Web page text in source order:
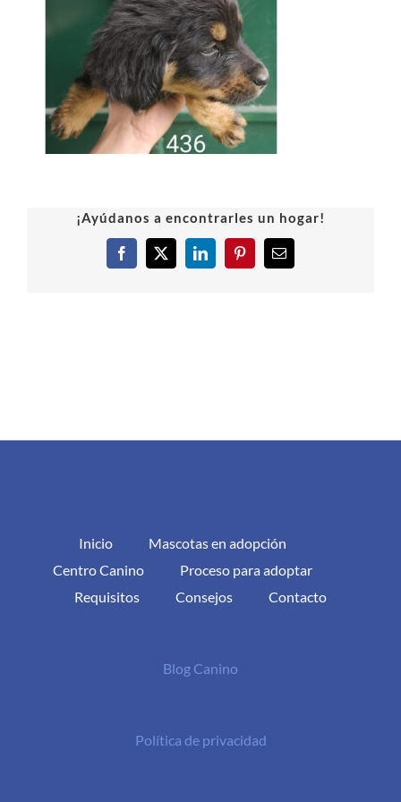
¡Ayúdanos a encontrarles un hogar!
Facebook
X LinkedInPinterestCorreo
Inicio
Mascotas en adopción
Centro Canino
Proceso para adoptar
Requisitos
Consejos Contacto
Blog Canino
Política de privacidad